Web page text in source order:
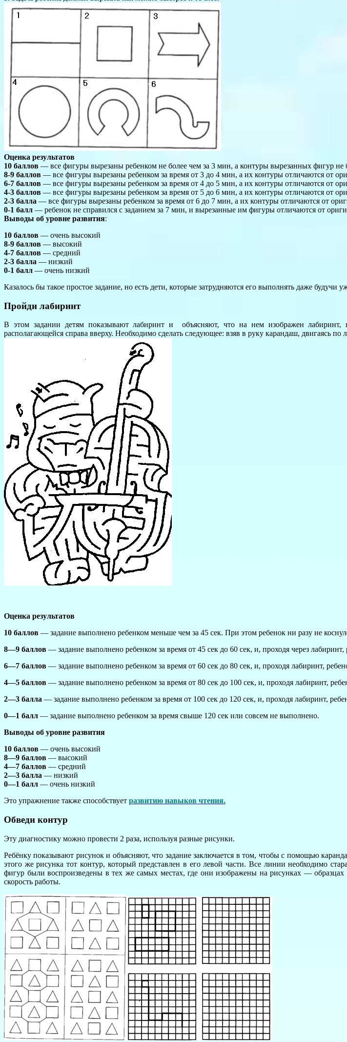
Оценка результатов
10 баллов — все фигуры вырезаны ребенком не более чем за 3 мин, а контуры вырезанных фигур не
8-9 баллов — все фигуры вырезаны ребенком за время от 3 до 4 мин, а их контуры отличаются от
6-7 баллов — все фигуры вырезаны ребенком за время от 4 до 5 мин, а их контуры отличаются от
4-3 баллов — все фигуры вырезаны ребенком за время от 5 до 6 мин, а их контуры отличаются от
2-3 балла — все фигуры вырезаны ребенком за время от 6 до 7 мин, а их контуры отличаются от
0-1 балл — ребенок не справился с заданием за 7 мин, и вырезанные им фигуры отличаются от
Выводы об уровне развития:
10 баллов — очень высокий
8-9 баллов — высокий
4-7 баллов — средний
2-3 балла — низкий
0-1 балл — очень низкий
Казалось бы такое простое задание, но есть дети, которые затрудняются его выполнять даже
Пройди лабиринт
В этом задании детям показывают лабиринт и объясняют, что на нем изображен лабиринт,
располагающейся справа вверху. Необходимо сделать следующее: взяв в руку карандаш, двигаясь по
Оценка результатов
10 баллов — задание выполнено ребенком меньше чем за 45 сек. При этом ребенок ни разу не
8—9 баллов — задание выполнено ребенком за время от 45 сек до 60 сек, и, проходя через
6—7 баллов — задание выполнено ребенком за время от 60 сек до 80 сек, и, проходя лабиринт,
4—5 баллов — задание выполнено ребенком за время от 80 сек до 100 сек, и, проходя лабиринт,
2—3 балла — задание выполнено ребенком за время от 100 сек до 120 сек, и, проходя лабиринт,
0—1 балл — задание выполнено ребенком за время свыше 120 сек или совсем не выполнено.
Выводы об уровне развития
10 баллов — очень высокий
8—9 баллов — высокий
4—7 баллов — средний
2—3 балла — низкий
0—1 балл — очень низкий
Это упражнение также способствует развитию навыков чтения.
Обведи контур
Эту диагностику можно провести 2 раза, используя разные рисунки.
Ребёнку показывают рисунок и объясняют, что задание заключается в том, чтобы с помощью
этого же рисунка тот контур, который представлен в его левой части. Все линии необходимо
фигур были воспроизведены в тех же самых местах, где они изображены на рисунках — образцах
скорость работы.